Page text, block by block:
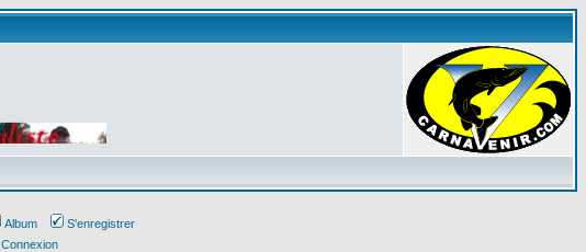
Album
S'enregistrer
Connexion